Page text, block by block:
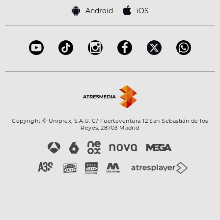
Bases de concursos
Android iOS
Copyright © Uniprex, S.A.U. C/ Fuerteventura 12 San Sebastián de los
Reyes, 28703 Madrid